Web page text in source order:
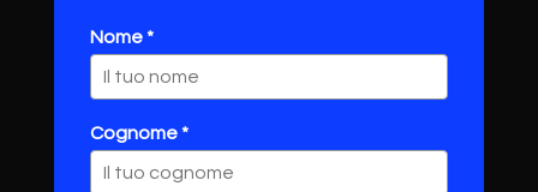
Nome *
Cognome *